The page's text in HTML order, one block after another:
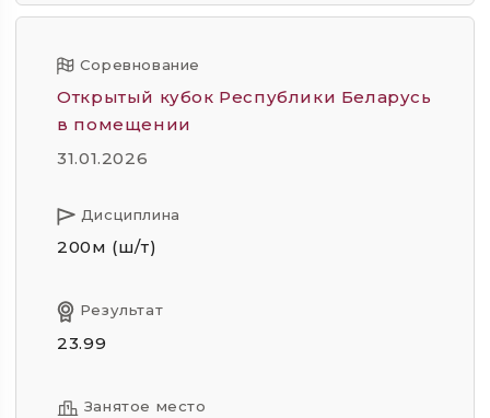
Соревнование
Открытый кубок Республики Беларусь
в помещении
31.01.2026
Дисциплина
200м (ш/т)
Результат
23.99
Занятое место